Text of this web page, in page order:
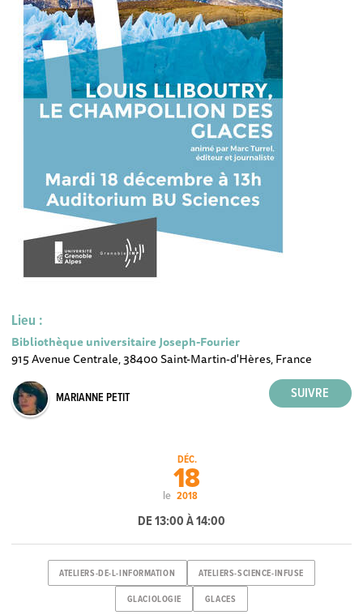
Lieu :
Bibliothèque universitaire Joseph-Fourier
915 Avenue Centrale, 38400 Saint-Martin-d'Hères, France
MARIANNE PETIT
le
DÉC.
18
2018
DE 13:00 À 14:00
ATELIERS-DE-L-INFORMATION ATELIERS-SCIENCE-INFUSE
GLACIOLOGIE GLACES